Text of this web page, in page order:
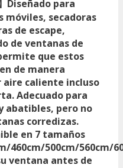
Diseñado para
móviles, secadoras
de escape,
de ventanas de
que estos
de manera
caliente incluso
Adecuado para
abatibles, pero no
corredizas.
en 7 tamaños
460cm/500cm/560cm/
ventana antes de